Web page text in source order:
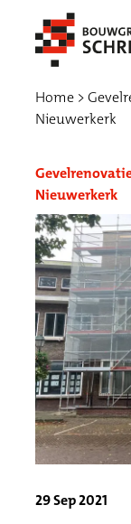
Home
Nieuwerkerk
Nieuwerkerk
29 Sep 2021